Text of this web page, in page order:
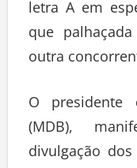
letra A em
que
outra
O presidente
(MDB),
divulgação